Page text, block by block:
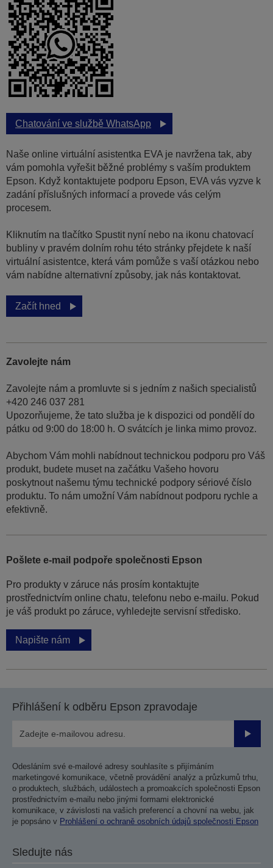
Chatování ve službě WhatsApp
Naše online virtuální asistentka EVA je navržena tak, aby
vám pomohla vyřešit běžné problémy s vaším produktem
Epson. Když kontaktujete podporu Epson, EVA vás vyzve k
zadání příslušných informací a provede vás celým
procesem.
Kliknutím na tlačítko Spustit nyní nebo na ikonu chatovací
bubliny v pravém dolním rohu této stránky přejdete k naší
virtuální asistentce, která vám pomůže s vaší otázkou nebo
vám nabídne alternativní způsoby, jak nás kontaktovat.
Začít hned
Zavolejte nám
Zavolejte nám a promluvte si s jedním z našich specialistů
+420 246 037 281
Upozorňujeme, že tato služba je k dispozici od pondělí do
pátku od 9:00 do 18:00 h. O svátcích je linka mimo provoz.
Abychom Vám mohli nabídnout technickou podporu pro Váš
produkt, budete muset na začátku Vašeho hovoru
poskytnout našemu týmu technické podpory sériové číslo
produktu. To nám umožní Vám nabídnout podporu rychle a
efektivně.
Pošlete e-mail podpoře společnosti Epson
Pro produkty v záruce nás prosím kontaktujte
prostřednictvím online chatu, telefonu nebo e-mailu. Pokud
je váš produkt po záruce, vyhledejte servisní středisko.
Napište nám
Přihlášení k odběru Epson zpravodaje
Odesláním své e-mailové adresy souhlasíte s přijímáním
marketingové komunikace, včetně provádění analýz a průzkumů trhu,
o produktech, službách, událostech a promoakcích společnosti Epson
prostřednictvím e-mailu nebo jinými formami elektronické
komunikace, v závislosti na vašich preferencí a chovní na webu, jak
je popsáno v Prohlášení o ochraně osobních údajů společnosti Epson
Sledujte nás